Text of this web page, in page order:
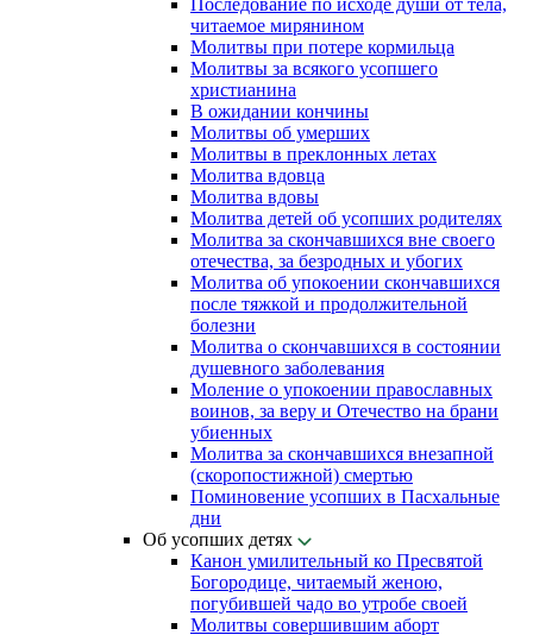
Последование по исходе души от тела,
читаемое мирянином
Молитвы при потере кормильца
Молитвы за всякого усопшего
христианина
В ожидании кончины
Молитвы об умерших
Молитвы в преклонных летах
Молитва вдовца
Молитва вдовы
Молитва детей об усопших родителях
Молитва за скончавшихся вне своего
отечества, за безродных и убогих
Молитва об упокоении скончавшихся
после тяжкой и продолжительной
болезни
Молитва о скончавшихся в состоянии
душевного заболевания
Моление о упокоении православных
воинов, за веру и Отечество на брани
убиенных
Молитва за скончавшихся внезапной
(скоропостижной) смертью
Поминовение усопших в Пасхальные
дни
Об усопших детях
Канон умилительный ко Пресвятой
Богородице, читаемый женою,
погубившей чадо во утробе своей
Молитвы совершившим аборт